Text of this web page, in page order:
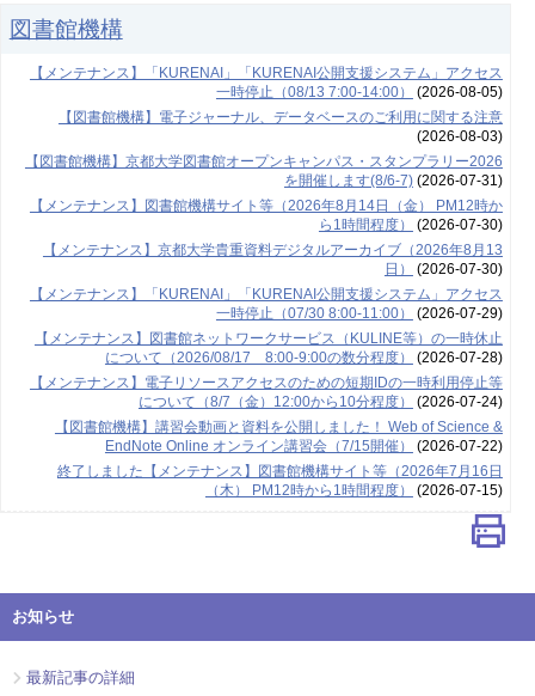
図書館機構
【メンテナンス】「KURENAI」「KURENAI公開支援システム」アクセス
一時停止（08/13 7:00-14:00）
(2026-08-05)
【図書館機構】電子ジャーナル、データベースのご利用に関する注意
(2026-08-03)
【図書館機構】京都大学図書館オープンキャンパス・スタンプラリー2026
を開催します(8/6-7)(2026-07-31)
【メンテナンス】図書館機構サイト等（2026年8月14日（金） PM12時か
ら1時間程度）
(2026-07-30)
【メンテナンス】京都大学貴重資料デジタルアーカイブ（2026年8月13
日）
(2026-07-30)
【メンテナンス】「KURENAI」「KURENAI公開支援システム」アクセス
一時停止（07/30 8:00-11:00）
(2026-07-29)
【メンテナンス】図書館ネットワークサービス（KULINE等）の一時休止
について（2026/08/17 8:00-9:00の数分程度）
(2026-07-28)
【メンテナンス】電子リソースアクセスのための短期IDの一時利用停止等
について（8/7（金）12:00から10分程度）
(2026-07-24)
【図書館機構】講習会動画と資料を公開しました！ Web of Science &
EndNote Online オンライン講習会（7/15開催）
(2026-07-22)
終了しました【メンテナンス】図書館機構サイト等（2026年7月16日
（木） PM12時から1時間程度）
(2026-07-15)
お知らせ
最新記事の詳細